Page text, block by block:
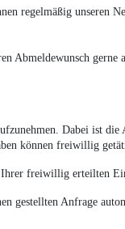
regelmäßig unseren
Abmeldewunsch gerne
Dabei ist die
können freiwillig
Ihrer freiwillig erteilten
gestellten Anfrage